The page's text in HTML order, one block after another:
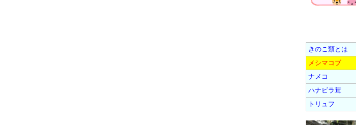
きのこ類とは
メシマコブ
ナメコ
ハナビラ茸
トリュフ